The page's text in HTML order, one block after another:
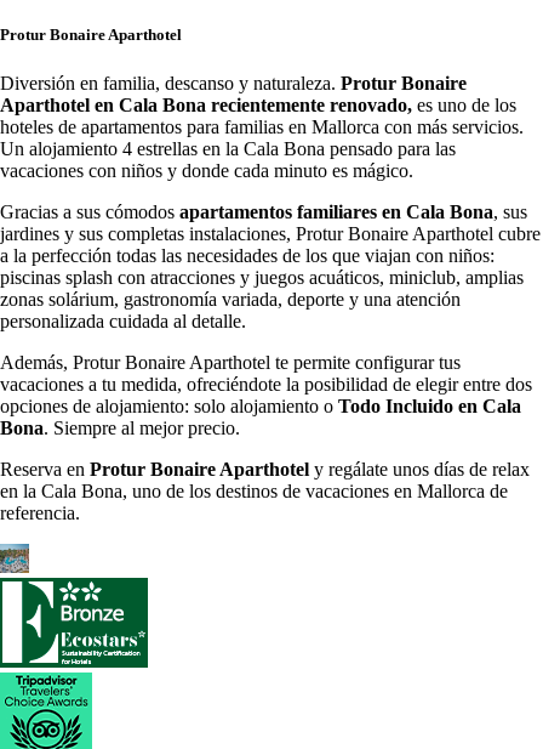
Protur Bonaire Aparthotel
Diversión en familia, descanso y naturaleza. Protur Bonaire
Aparthotel en Cala Bona recientemente renovado, es uno de los
hoteles de apartamentos para familias en Mallorca con más servicios.
Un alojamiento 4 estrellas en la Cala Bona pensado para las
vacaciones con niños y donde cada minuto es mágico.
Gracias a sus cómodos apartamentos familiares en Cala Bona, sus
jardines y sus completas instalaciones, Protur Bonaire Aparthotel cubre
a la perfección todas las necesidades de los que viajan con niños:
piscinas splash con atracciones y juegos acuáticos, miniclub, amplias
zonas solárium, gastronomía variada, deporte y una atención
personalizada cuidada al detalle.
Además, Protur Bonaire Aparthotel te permite configurar tus
vacaciones a tu medida, ofreciéndote la posibilidad de elegir entre dos
opciones de alojamiento: solo alojamiento o Todo Incluido en Cala
Bona. Siempre al mejor precio.
Reserva en Protur Bonaire Aparthotel y regálate unos días de relax
en la Cala Bona, uno de los destinos de vacaciones en Mallorca de
referencia.